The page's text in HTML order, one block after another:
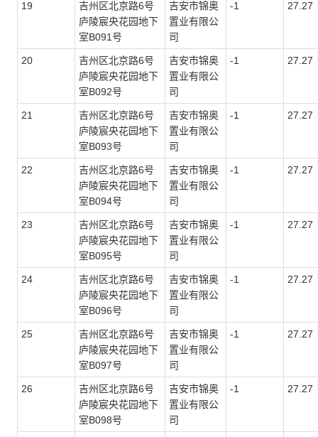
19
吉州区北京路6号
庐陵宸央花园地下
室B091号
吉安市锦奥
置业有限公
司
-1 27.27
20
吉州区北京路6号
庐陵宸央花园地下
室B092号
吉安市锦奥
置业有限公
司
-1 27.27
21
吉州区北京路6号
庐陵宸央花园地下
室B093号
吉安市锦奥
置业有限公
司
-1 27.27
22
吉州区北京路6号
庐陵宸央花园地下
室B094号
吉安市锦奥
置业有限公
司
-1 27.27
23
吉州区北京路6号
庐陵宸央花园地下
室B095号
吉安市锦奥
置业有限公
司
-1 27.27
24
吉州区北京路6号
庐陵宸央花园地下
室B096号
吉安市锦奥
置业有限公
司
-1 27.27
25
吉州区北京路6号
庐陵宸央花园地下
室B097号
吉安市锦奥
置业有限公
司
-1 27.27
26
吉州区北京路6号
庐陵宸央花园地下
室B098号
吉安市锦奥
置业有限公
司
-1 27.27